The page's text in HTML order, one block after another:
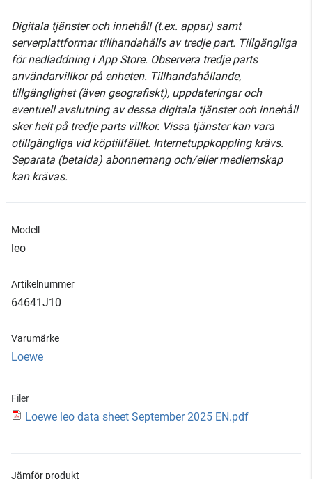
Digitala tjänster och innehåll (t.ex. appar) samt
serverplattformar tillhandahålls av tredje part. Tillgängliga
för nedladdning i App Store. Observera tredje parts
användarvillkor på enheten. Tillhandahållande,
tillgänglighet (även geografiskt), uppdateringar och
eventuell avslutning av dessa digitala tjänster och innehåll
sker helt på tredje parts villkor. Vissa tjänster kan vara
otillgängliga vid köptillfället. Internetuppkoppling krävs.
Separata (betalda) abonnemang och/eller medlemskap
kan krävas.
Modell
leo
Artikelnummer
64641J10
Varumärke
Loewe
Filer
Loewe leo data sheet September 2025 EN.pdf
Jämför produkt